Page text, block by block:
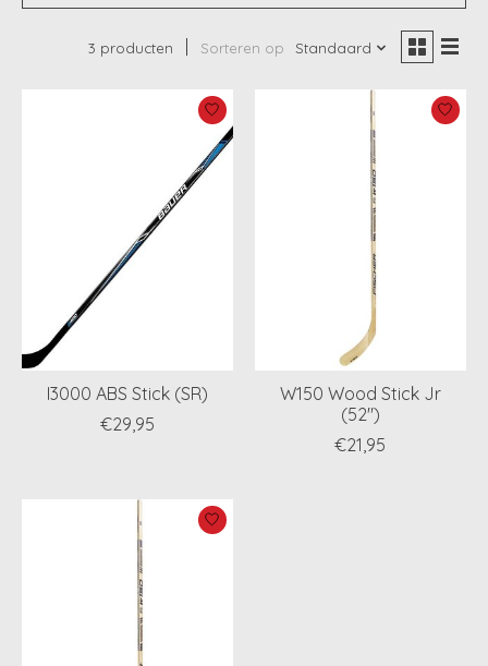
3 producten Sorteren op Standaard
I3000 ABS Stick (SR)
€29,95
W150 Wood Stick Jr
(52")
€21,95